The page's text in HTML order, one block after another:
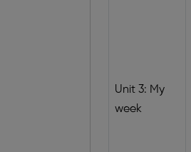
Unit 3: My
week